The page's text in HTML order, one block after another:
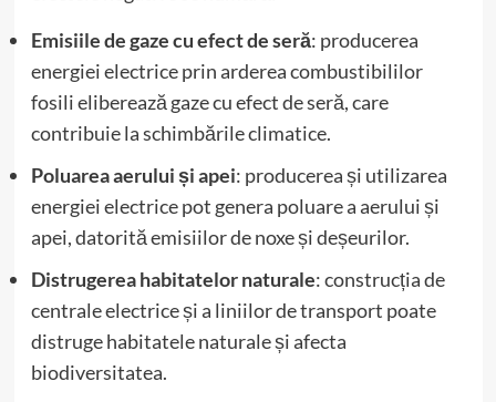
Emisiile de gaze cu efect de seră: producerea
energiei electrice prin arderea combustibililor
fosili eliberează gaze cu efect de seră, care
contribuie la schimbările climatice.
Poluarea aerului și apei: producerea și utilizarea
energiei electrice pot genera poluare a aerului și
apei, datorită emisiilor de noxe și deșeurilor.
Distrugerea habitatelor naturale: construcția de
centrale electrice și a liniilor de transport poate
distruge habitatele naturale și afecta
biodiversitatea.